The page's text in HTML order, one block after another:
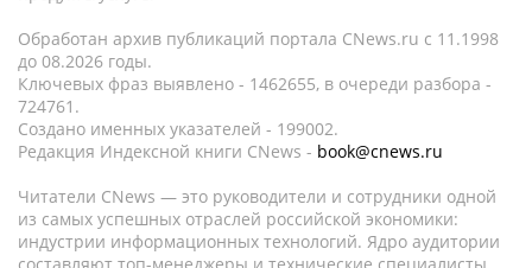
Обработан архив публикаций портала CNews.ru c 11.1998
до 08.2026 годы.
Ключевых фраз выявлено - 1462655, в очереди разбора -
724761.
Создано именных указателей - 199002.
Редакция Индексной книги CNews - book@cnews.ru
Читатели CNews — это руководители и сотрудники одной
из самых успешных отраслей российской экономики:
индустрии информационных технологий. Ядро аудитории